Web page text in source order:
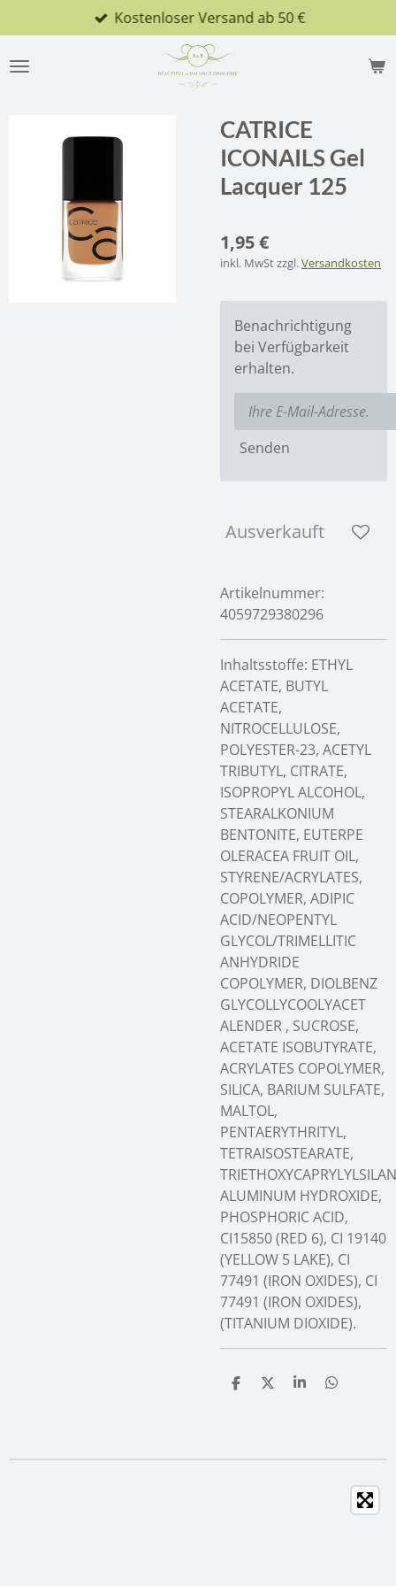
Hauptinhalt
springen
Kostenloser Versand ab 50 €
CATRICE
ICONAILS Gel
Lacquer 125
1,95 €
inkl. MwSt zzgl.Versandkosten
Benachrichtigung
bei Verfügbarkeit
erhalten.
Senden
Ausverkauft
Artikelnummer:
4059729380296
Inhaltsstoffe: ETHYL
ACETATE, BUTYL
ACETATE,
NITROCELLULOSE,
POLYESTER-23, ACETYL
TRIBUTYL, CITRATE,
ISOPROPYL ALCOHOL,
STEARALKONIUM
BENTONITE, EUTERPE
OLERACEA FRUIT OIL,
STYRENE/ACRYLATES,
COPOLYMER, ADIPIC
ACID/NEOPENTYL
GLYCOL/TRIMELLITIC
ANHYDRIDE
COPOLYMER, DIOLBENZ
GLYCOLLYCOOLYACET
ALENDER , SUCROSE,
ACETATE ISOBUTYRATE,
ACRYLATES COPOLYMER,
SILICA, BARIUM SULFATE,
MALTOL,
PENTAERYTHRITYL,
TETRAISOSTEARATE,
ALUMINUM HYDROXIDE,
PHOSPHORIC ACID,
CI15850 (RED 6), CI 19140
(YELLOW 5 LAKE), CI
77491 (IRON OXIDES), CI
77491 (IRON OXIDES),
(TITANIUM DIOXIDE).
T
n
T
n
T
n
T
n